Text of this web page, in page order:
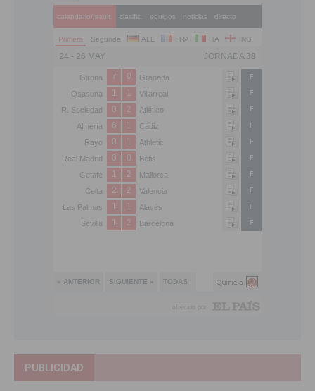
PUBLICIDAD